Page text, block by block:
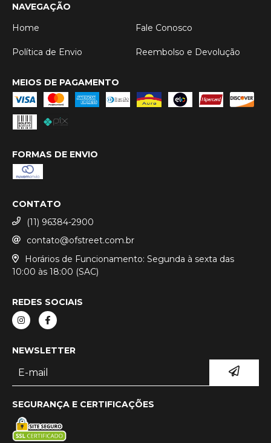
NAVEGAÇÃO
Home
Fale Conosco
Política de Envio Reembolso e Devolução
MEIOS DE PAGAMENTO
FORMAS DE ENVIO
CONTATO
(11) 96384-2900
contato@ofstreet.com.br
Horários de Funcionamento: Segunda à sexta das
10:00 às 18:00 (SAC)
REDES SOCIAIS
NEWSLETTER
SEGURANÇA E CERTIFICAÇÕES